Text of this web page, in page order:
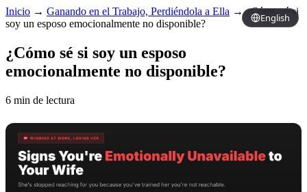
English
Inicio → Ganando en el Trabajo, Perdiéndola a Ella →¿Cómo sé si
soy un esposo emocionalmente no disponible?
¿Cómo sé si soy un esposo
emocionalmente no disponible?
6 min de lectura